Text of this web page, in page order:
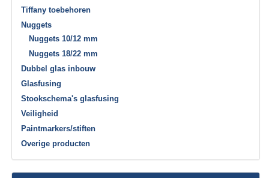
Tiffany toebehoren
Nuggets
Nuggets 10/12 mm
Nuggets 18/22 mm
Dubbel glas inbouw
Glasfusing
Stookschema's glasfusing
Veiligheid
Paintmarkers/stiften
Overige producten